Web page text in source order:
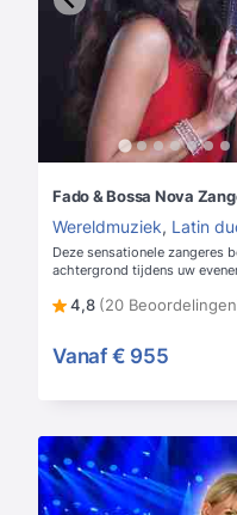
Fado & Bossa Nova
Wereldmuziek, Latin
Deze sensationele zangeres
achtergrond tijdens uw
4,8 (20
Vanaf € 955